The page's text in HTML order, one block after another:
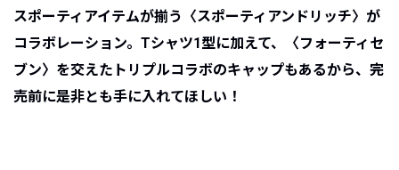
スポーティアイテムが揃う〈スポーティアンドリッチ〉が
コラボレーション。Tシャツ1型に加えて、〈フォーティセ
ブン〉を交えたトリプルコラボのキャップもあるから、完
売前に是非とも手に入れてほしい！